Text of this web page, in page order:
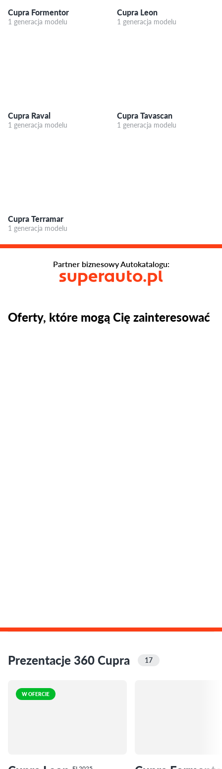
Cupra Formentor
1 generacja modelu
Cupra Leon
1 generacja modelu
Cupra Raval
1 generacja modelu
Cupra Tavascan
1 generacja modelu
Cupra Terramar
1 generacja modelu
Oferty, które mogą Cię zainteresować
Partner biznesowy Autokatalogu:
Prezentacje 360 Cupra 17
W OFERCIE